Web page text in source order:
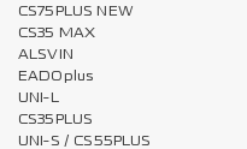
CS75PLUS NEW
CS35 MAX
ALSVIN
EADOplus
UNI-L
CS35PLUS
UNI-S / CS55PLUS